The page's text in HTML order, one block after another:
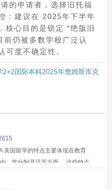
的申请者，选择旧托福
：建议在 2025年下半年
核心目的是锁定 “绝版旧
仍被多数学校广泛认
可度不确定性。
2+2国际本科2025年詹姆斯库克
美国留学的特点主要体现在教育
、学分制灵活等方面。 这些特点
in Australia 美国的高等教育